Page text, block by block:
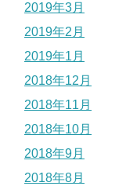
2019年3月
2019年2月
2019年1月
2018年12月
2018年11月
2018年10月
2018年9月
2018年8月